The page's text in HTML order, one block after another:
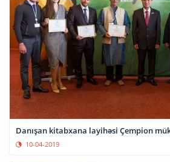
Danışan kitabxana layihəsi Çempion
10-04-2019